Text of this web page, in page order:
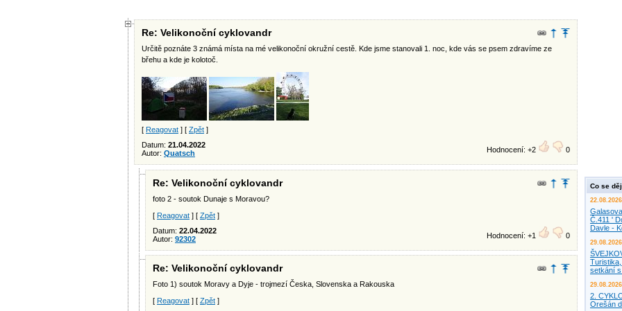
Re: Velikonoční cyklovandr
Určitě poznáte 3 známá místa na mé velikonoční okružní cestě. Kde jsme stanovali 1. noc, kde vás se psem zdravíme ze
břehu a kde je kolotoč.
[ Reagovat ] [ Zpět ]
Datum: 21.04.2022
Autor: Quatsch Hodnocení: +2 0
Re: Velikonoční cyklovandr
foto 2 - soutok Dunaje s Moravou?
[ Reagovat ] [ Zpět ]
Datum: 22.04.2022
Autor: 92302 Hodnocení: +1 0
Re: Velikonoční cyklovandr
Foto 1) soutok Moravy a Dyje - trojmezí Česka, Slovenska a Rakouska
[ Reagovat ] [ Zpět ]
Co se
22.08.2026
Č.411 '
Davle -
29.08.2026
setkání
29.08.2026
2.
Orešán